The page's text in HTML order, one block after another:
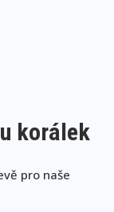
korálek
pro naše